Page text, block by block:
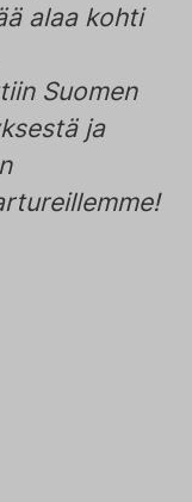
alaa kohti
Suomen
ja